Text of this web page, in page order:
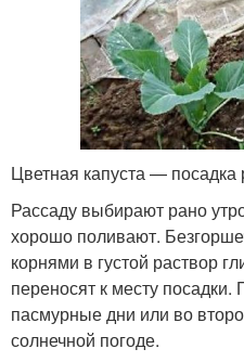
Цветная капуста — посадка
Рассаду выбирают рано
хорошо поливают.
корнями в густой раствор
переносят к месту
пасмурные дни или во
солнечной погоде.